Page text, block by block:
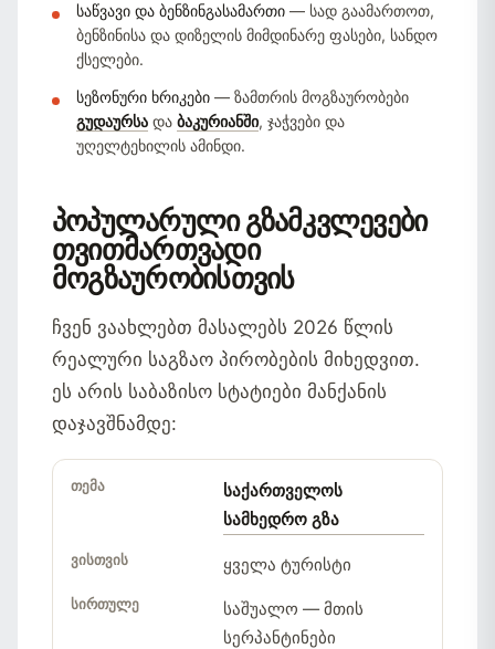
საწვავი და ბენზინგასამართი — სად გაამართოთ,
ბენზინისა და დიზელის მიმდინარე ფასები, სანდო
ქსელები.
სეზონური ხრიკები — ზამთრის მოგზაურობები
გუდაურსა და ბაკურიანში, ჯაჭვები და
უღელტეხილის ამინდი.
პოპულარული გზამკვლევები
თვითმართვადი
მოგზაურობისთვის
ჩვენ ვაახლებთ მასალებს 2026 წლის
რეალური საგზაო პირობების მიხედვით.
ეს არის საბაზისო სტატიები მანქანის
დაჯავშნამდე:
გზამკვლევის
ვისთვის
გზის
სირთულე
საქართველოს
სამხედრო გზა
ყველა ტურისტი
საშუალო — მთის
სერპანტინები